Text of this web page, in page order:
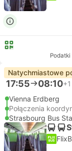
Natychmiastowe
17:55 08:10+1
Vienna Erdberg
Połączenia
Strasbourg Bus